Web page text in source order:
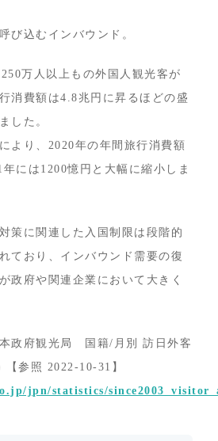
び込むインバウンド。
万人以上もの外国人観光客が
消費額は4.8兆円に昇るほどの盛
した。
より、2020年の年間旅行消費額
には1200憶円と大幅に縮小しま
策に関連した入国制限は段階的
ており、インバウンド需要の復
政府や関連企業において大きく
政府観光局 国籍/月別 訪日外客
参照 2022-10-31】
jpn/statistics/